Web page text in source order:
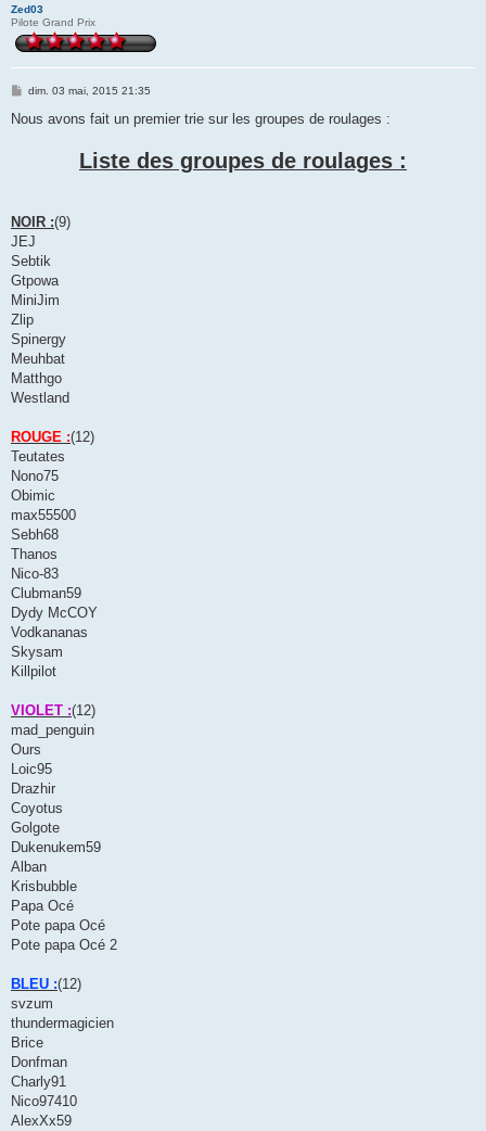
Zed03
Pilote Grand Prix
M
s
dim. 03 mai, 2015 21:35
Nous avons fait un premier trie sur les groupes de roulages :
Liste des groupes de roulages :
NOIR :(9)
JEJ
Sebtik
Gtpowa
MiniJim
Zlip
Spinergy
Meuhbat
Matthgo
Westland
ROUGE :(12)
Teutates
Nono75
Obimic
max55500
Sebh68
Thanos
Nico-83
Clubman59
Dydy McCOY
Vodkananas
Skysam
Killpilot
VIOLET :(12)
mad_penguin
Ours
Loic95
Drazhir
Coyotus
Golgote
Dukenukem59
Alban
Krisbubble
Papa Océ
Pote papa Océ
Pote papa Océ 2
BLEU :(12)
svzum
thundermagicien
Brice
Donfman
Charly91
Nico97410
AlexXx59